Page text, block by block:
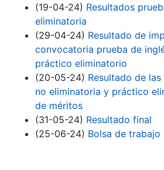
(19-04-24) Resultados
eliminatoria
(29-04-24) Resultado de
convocatoria prueba de
práctico eliminatorio
(20-05-24) Resultado de
no eliminatoria y práctico
de méritos
(31-05-24) Resultado final
(25-06-24) Bolsa de trabajo